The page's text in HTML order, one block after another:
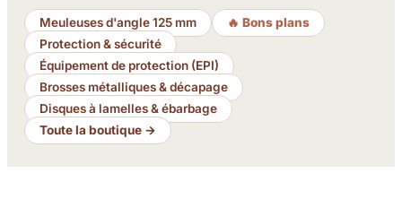
Meuleuses d'angle 125 mm
🔥 Bons plans
Protection & sécurité
Équipement de protection (EPI)
Brosses métalliques & décapage
Disques à lamelles & ébarbage
Toute la boutique →